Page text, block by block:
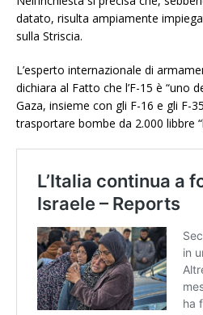
datato, risulta ampiamente
sulla Striscia.
L’esperto internazionale di
dichiara al Fatto che l’F-15 è “uno
Gaza, insieme con gli F-16 e gli F-
trasportare bombe da 2.000 libbre